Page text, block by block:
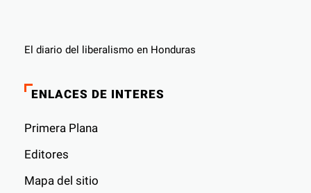
El diario del liberalismo en Honduras
ENLACES DE INTERES
Primera Plana
Editores
Mapa del sitio